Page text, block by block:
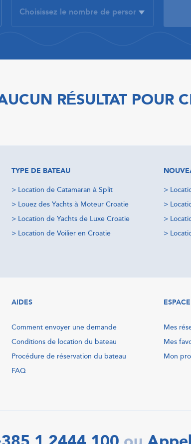
RÉSULTAT POUR
TYPE DE BATEAU
> Location de Catamaran à Split
> Louez des Yachts à Moteur Croatie
> Location de Yachts de Luxe Croatie
> Location de Voilier en Croatie
>
>
>
>
AIDES
Comment envoyer une demande
Conditions de location du bateau
Procédure de réservation du bateau
FAQ
Mes
Mes
Mon